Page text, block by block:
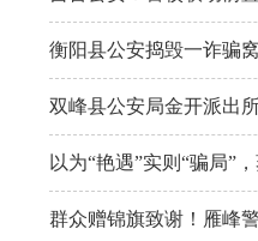
衡阳县公安捣毁一诈骗
双峰县公安局金开派出
以为“艳遇”实则“骗局”
群众赠锦旗致谢！雁峰